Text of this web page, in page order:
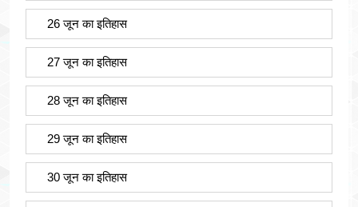
26 जून का इतिहास
27 जून का इतिहास
28 जून का इतिहास
29 जून का इतिहास
30 जून का इतिहास